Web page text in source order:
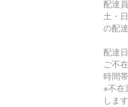
配達
土・
の配
配達
ご不
時間
※不在
します